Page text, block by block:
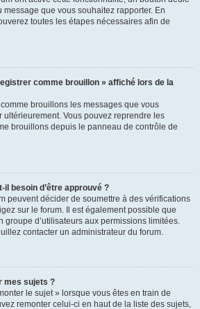
message que vous souhaitez rapporter. En
toutes les étapes nécessaires afin de
comme brouillon » affiché lors de la
comme brouillons les messages que vous
Vous pouvez reprendre les
brouillons depuis le panneau de contrôle de
il besoin d’être approuvé ?
peuvent décider de soumettre à des vérifications
sur le forum. Il est également possible que
groupe d’utilisateurs aux permissions limitées.
contacter un administrateur du forum.
mes sujets ?
le sujet » lorsque vous êtes en train de
remonter celui-ci en haut de la liste des sujets,